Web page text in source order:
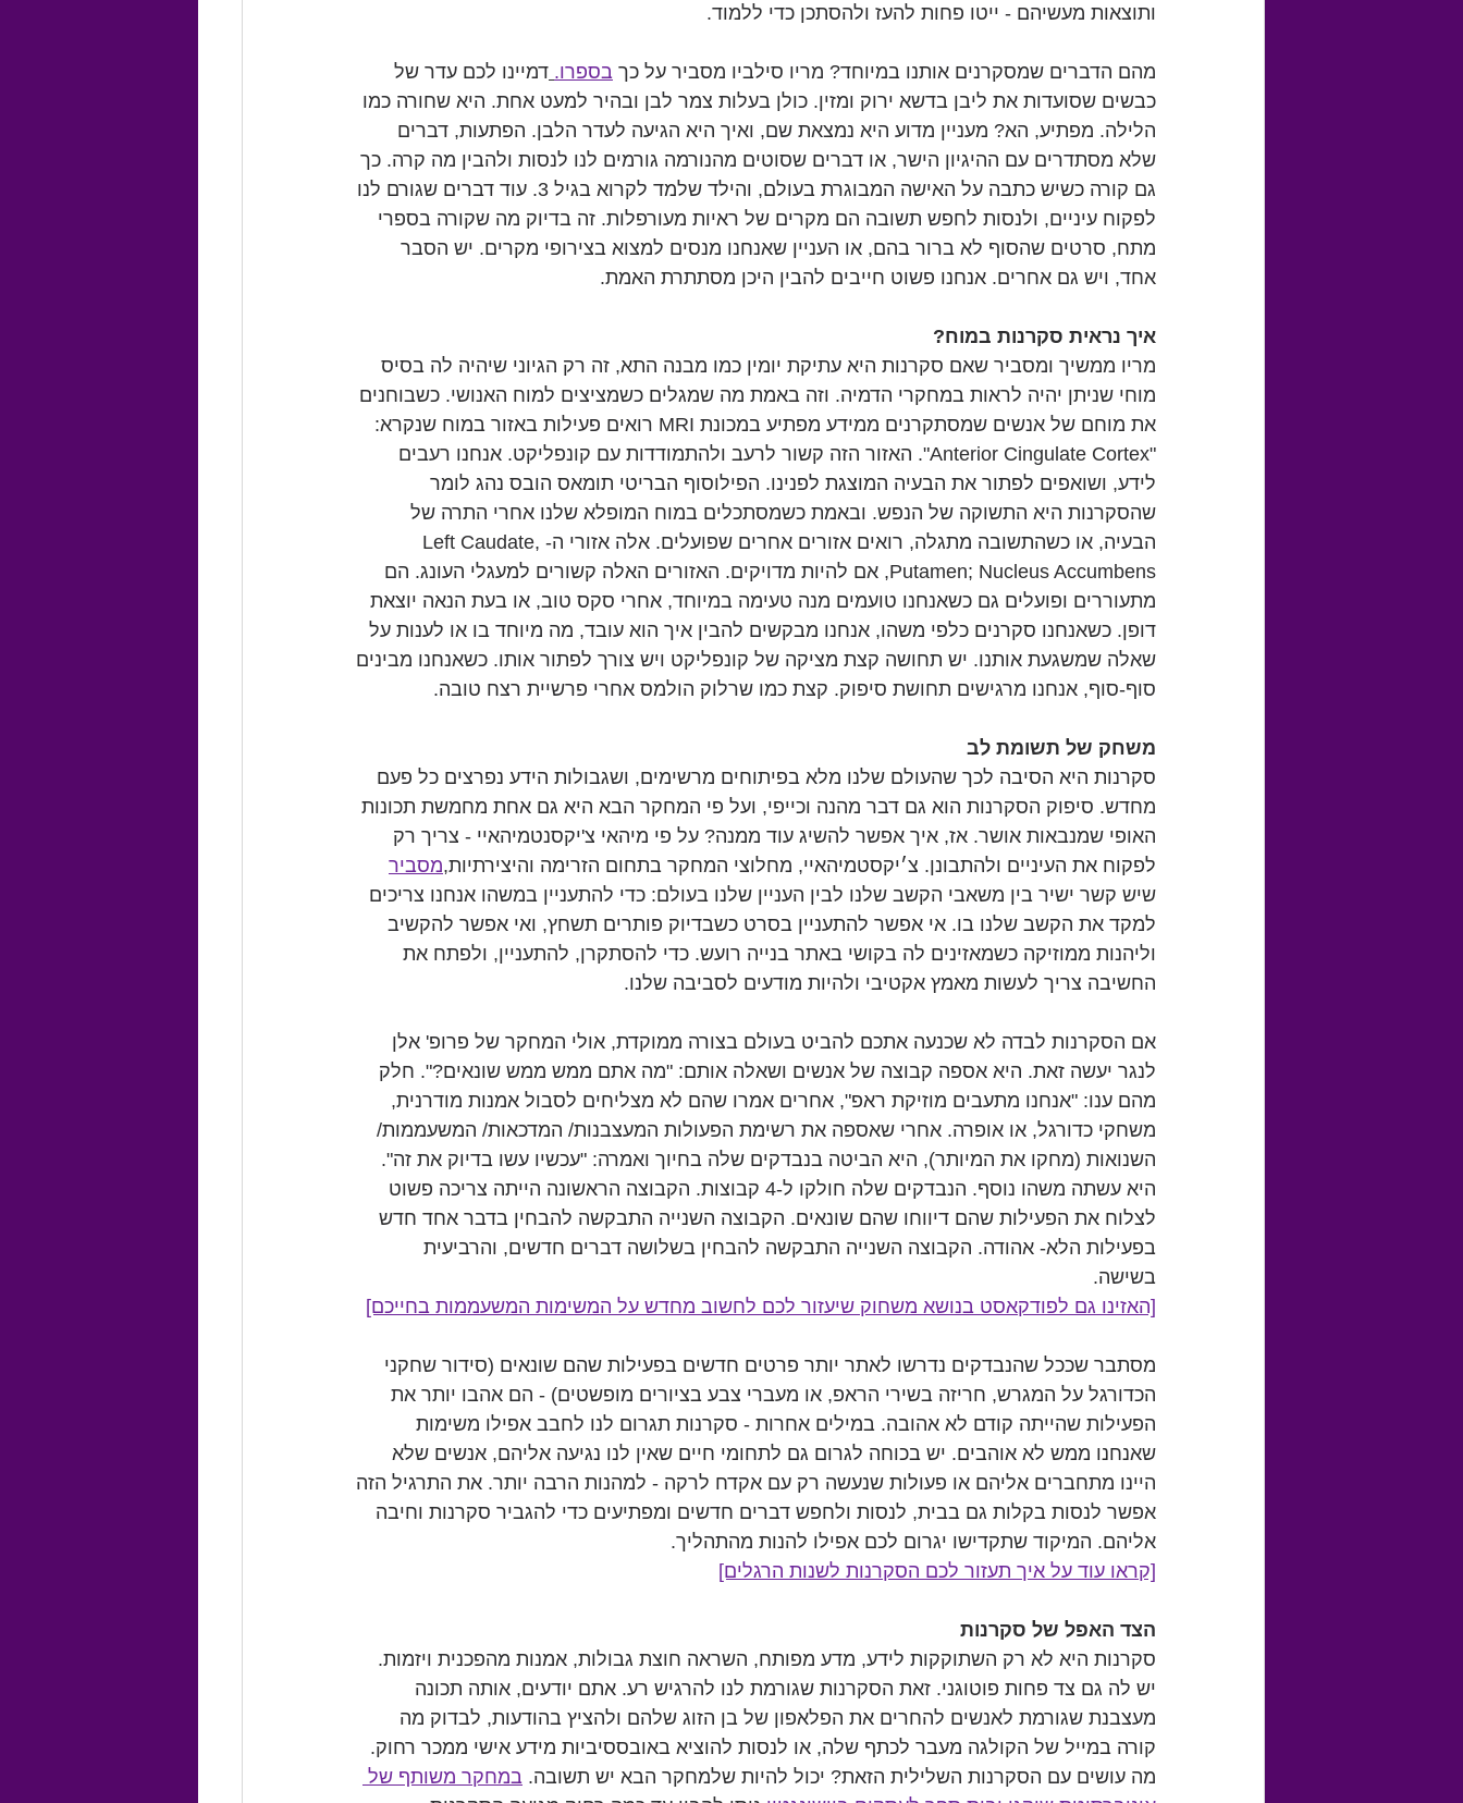
ותוצאות מעשיהם - ייטו פחות להעז ולהסתכן כדי ללמוד.
מהם הדברים שמסקרנים אותנו במיוחד? מריו סילביו מסביר על כך בספרו. דמיינו לכם עדר של
כבשים שסועדות את ליבן בדשא ירוק ומזין. כולן בעלות צמר לבן ובהיר למעט אחת. היא שחורה כמו
הלילה. מפתיע, הא? מעניין מדוע היא נמצאת שם, ואיך היא הגיעה לעדר הלבן. הפתעות, דברים
שלא מסתדרים עם ההיגיון הישר, או דברים שסוטים מהנורמה גורמים לנו לנסות ולהבין מה קרה. כך
גם קורה כשיש כתבה על האישה המבוגרת בעולם, והילד שלמד לקרוא בגיל 3. עוד דברים שגורם לנו
לפקוח עיניים, ולנסות לחפש תשובה הם מקרים של ראיות מעורפלות. זה בדיוק מה שקורה בספרי
מתח, סרטים שהסוף לא ברור בהם, או העניין שאנחנו מנסים למצוא בצירופי מקרים. יש הסבר
אחד, ויש גם אחרים. אנחנו פשוט חייבים להבין היכן מסתתרת האמת.
איך נראית סקרנות במוח?
מריו ממשיך ומסביר שאם סקרנות היא עתיקת יומין כמו מבנה התא, זה רק הגיוני שיהיה לה בסיס
מוחי שניתן יהיה לראות במחקרי הדמיה. וזה באמת מה שמגלים כשמציצים למוח האנושי. כשבוחנים
את מוחם של אנשים שמסתקרנים ממידע מפתיע במכונת MRI רואים פעילות באזור במוח שנקרא:
"Anterior Cingulate Cortex". האזור הזה קשור לרעב ולהתמודדות עם קונפליקט. אנחנו רעבים
לידע, ושואפים לפתור את הבעיה המוצגת לפנינו. הפילוסוף הבריטי תומאס הובס נהג לומר
שהסקרנות היא התשוקה של הנפש. ובאמת כשמסתכלים במוח המופלא שלנו אחרי התרה של
הבעיה, או כשהתשובה מתגלה, רואים אזורים אחרים שפועלים. אלה אזורי ה-Left Caudate,
Putamen; Nucleus Accumbens, אם להיות מדויקים. האזורים האלה קשורים למעגלי העונג. הם
מתעוררים ופועלים גם כשאנחנו טועמים מנה טעימה במיוחד, אחרי סקס טוב, או בעת הנאה יוצאת
דופן. כשאנחנו סקרנים כלפי משהו, אנחנו מבקשים להבין איך הוא עובד, מה מיוחד בו או לענות על
שאלה שמשגעת אותנו. יש תחושה קצת מציקה של קונפליקט ויש צורך לפתור אותו. כשאנחנו מבינים
סוף-סוף, אנחנו מרגישים תחושת סיפוק. קצת כמו שרלוק הולמס אחרי פרשיית רצח טובה.
משחק של תשומת לב
סקרנות היא הסיבה לכך שהעולם שלנו מלא בפיתוחים מרשימים, ושגבולות הידע נפרצים כל פעם
מחדש. סיפוק הסקרנות הוא גם דבר מהנה וכייפי, ועל פי המחקר הבא היא גם אחת מחמשת תכונות
האופי שמנבאות אושר. אז, איך אפשר להשיג עוד ממנה? על פי מיהאי צ'יקסנטמיהאיי - צריך רק
לפקוח את העיניים ולהתבונן. צ׳יקסטמיהאיי, מחלוצי המחקר בתחום הזרימה והיצירתיות,מסביר
שיש קשר ישיר בין משאבי הקשב שלנו לבין העניין שלנו בעולם: כדי להתעניין במשהו אנחנו צריכים
למקד את הקשב שלנו בו. אי אפשר להתעניין בסרט כשבדיוק פותרים תשחץ, ואי אפשר להקשיב
וליהנות ממוזיקה כשמאזינים לה בקושי באתר בנייה רועש. כדי להסתקרן, להתעניין, ולפתח את
החשיבה צריך לעשות מאמץ אקטיבי ולהיות מודעים לסביבה שלנו.
אם הסקרנות לבדה לא שכנעה אתכם להביט בעולם בצורה ממוקדת, אולי המחקר של פרופ' אלן
לנגר יעשה זאת. היא אספה קבוצה של אנשים ושאלה אותם: "מה אתם ממש ממש שונאים?". חלק
מהם ענו: "אנחנו מתעבים מוזיקת ראפ", אחרים אמרו שהם לא מצליחים לסבול אמנות מודרנית,
משחקי כדורגל, או אופרה. אחרי שאספה את רשימת הפעולות המעצבנות/ המדכאות/ המשעממות/
השנואות (מחקו את המיותר), היא הביטה בנבדקים שלה בחיוך ואמרה: "עכשיו עשו בדיוק את זה".
היא עשתה משהו נוסף. הנבדקים שלה חולקו ל-4 קבוצות. הקבוצה הראשונה הייתה צריכה פשוט
לצלוח את הפעילות שהם דיווחו שהם שונאים. הקבוצה השנייה התבקשה להבחין בדבר אחד חדש
בפעילות הלא- אהודה. הקבוצה השנייה התבקשה להבחין בשלושה דברים חדשים, והרביעית
בשישה.
[האזינו גם לפודקאסט בנושא משחוק שיעזור לכם לחשוב מחדש על המשימות המשעממות בחייכם]
מסתבר שככל שהנבדקים נדרשו לאתר יותר פרטים חדשים בפעילות שהם שונאים (סידור שחקני
הכדורגל על המגרש, חריזה בשירי הראפ, או מעברי צבע בציורים מופשטים) - הם אהבו יותר את
הפעילות שהייתה קודם לא אהובה. במילים אחרות - סקרנות תגרום לנו לחבב אפילו משימות
שאנחנו ממש לא אוהבים. יש בכוחה לגרום גם לתחומי חיים שאין לנו נגיעה אליהם, אנשים שלא
היינו מתחברים אליהם או פעולות שנעשה רק עם אקדח לרקה - למהנות הרבה יותר. את התרגיל הזה
אפשר לנסות בקלות גם בבית, לנסות ולחפש דברים חדשים ומפתיעים כדי להגביר סקרנות וחיבה
אליהם. המיקוד שתקדישו יגרום לכם אפילו להנות מהתהליך.
[קראו עוד על איך תעזור לכם הסקרנות לשנות הרגלים]
הצד האפל של סקרנות
סקרנות היא לא רק השתוקקות לידע, מדע מפותח, השראה חוצת גבולות, אמנות מהפכנית ויזמות.
יש לה גם צד פחות פוטוגני. זאת הסקרנות שגורמת לנו להרגיש רע. אתם יודעים, אותה תכונה
מעצבנת שגורמת לאנשים להחרים את הפלאפון של בן הזוג שלהם ולהציץ בהודעות, לבדוק מה
קורה במייל של הקולגה מעבר לכתף שלה, או לנסות להוציא באובססיביות מידע אישי ממכר רחוק.
מה עושים עם הסקרנות השלילית הזאת? יכול להיות שלמחקר הבא יש תשובה. במחקר משותף של